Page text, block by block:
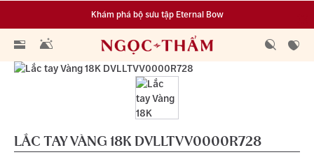
Khám phá bộ sưu tập Eternal Bow
Đa dạng lựa chọn tích luỹ từ 0.1 chỉ vàng 999.9
LẮC TAY VÀNG 18K DVLLTVV0000R728